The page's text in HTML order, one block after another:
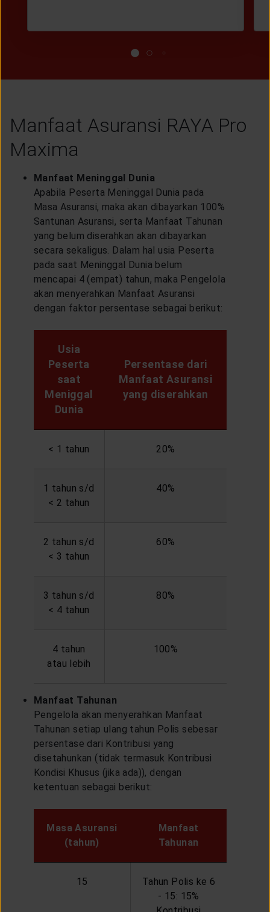
Manfaat Asuransi RAYA Pro
Maxima
Manfaat Meninggal Dunia
Apabila Peserta Meninggal Dunia pada
Masa Asuransi, maka akan dibayarkan 100%
Santunan Asuransi, serta Manfaat Tahunan
yang belum diserahkan akan dibayarkan
secara sekaligus. Dalam hal usia Peserta
pada saat Meninggal Dunia belum
mencapai 4 (empat) tahun, maka Pengelola
akan menyerahkan Manfaat Asuransi
dengan faktor persentase sebagai berikut:
Usia
Peserta
saat
Meniggal
Dunia
Persentase dari
Manfaat Asuransi
yang diserahkan
< 1 tahun 20%
1 tahun s/d
< 2 tahun
40%
2 tahun s/d
< 3 tahun
60%
3 tahun s/d
< 4 tahun
80%
4 tahun
atau lebih
100%
Manfaat Tahunan
Pengelola akan menyerahkan Manfaat
Tahunan setiap ulang tahun Polis sebesar
persentase dari Kontribusi yang
disetahunkan (tidak termasuk Kontribusi
Kondisi Khusus (jika ada)), dengan
ketentuan sebagai berikut:
Masa Asuransi
(tahun)
Manfaat
Tahunan
15
Tahun Polis ke 6
- 15: 15%